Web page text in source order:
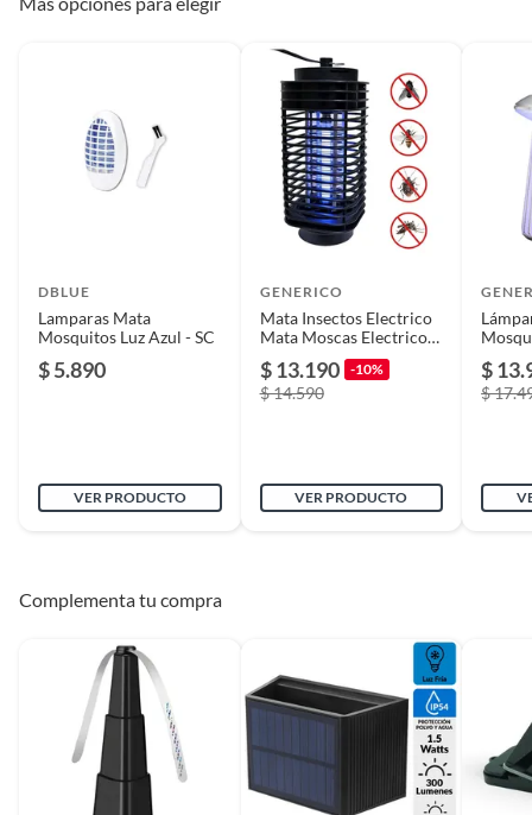
Ancho
BLANCO
Alto 12
10
DBLUE
Lamparas Mata
Mosquitos Luz Azul - SC
$ 5.890
VER PRODUCTO
GENERICO
Mata Insectos Electrico
Mata Moscas Electrico
$ 13.190 -10%
$ 14.590
VER PRODUCTO
Blanca
$
$
Complementa tu compra